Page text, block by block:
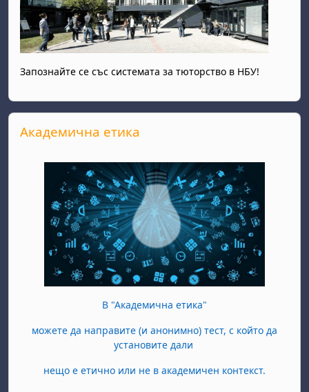
Запознайте се със системата за тюторство в НБУ!
Прескочи Академична етика
Академична етика
В "Академична етика"
можете да направите (и анонимно) тест, с който да
установите дали
нещо е етично или не в академичен контекст.